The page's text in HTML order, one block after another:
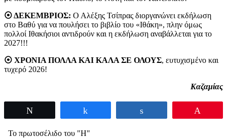
⦿ ΔΕΚΕΜΒΡΙΟΣ: Ο Αλέξης Τσίπρας διοργανώνει εκδήλωση
στο Βαθύ για να πουλήσει το βιβλίο του «Ιθάκη», πλην όμως
πολλοί Ιθακήσιοι αντιδρούν και η εκδήλωση αναβάλλεται για το
2027!!!
⦿ ΧΡΟΝΙΑ ΠΟΛΛΑ ΚΑΙ ΚΑΛΑ ΣΕ ΟΛΟΥΣ, ευτυχισμένο και
τυχερό 2026!
Καζαμίας
Το πρωτοσέλιδο του "Η"